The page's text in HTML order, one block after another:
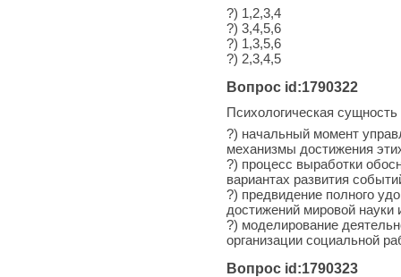
?) 1,2,3,4
?) 3,4,5,6
?) 1,3,5,6
?) 2,3,4,5
Вопрос id:1790322
Психологическая
?) начальный момент
механизмы достижения
?) процесс выработки
вариантах развития
?) предвидение полного
достижений мировой науки
?) моделирование
организации социальной
Вопрос id:1790323